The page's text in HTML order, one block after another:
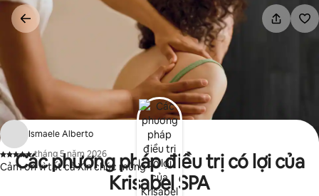
Chuyển
đến
Các phương pháp điều trị có lợi của
Krisabel SPA
Ismaele Alberto
, ·tháng 5 năm 2026
Cảm ơn vì tất cả Xin chúc mừng